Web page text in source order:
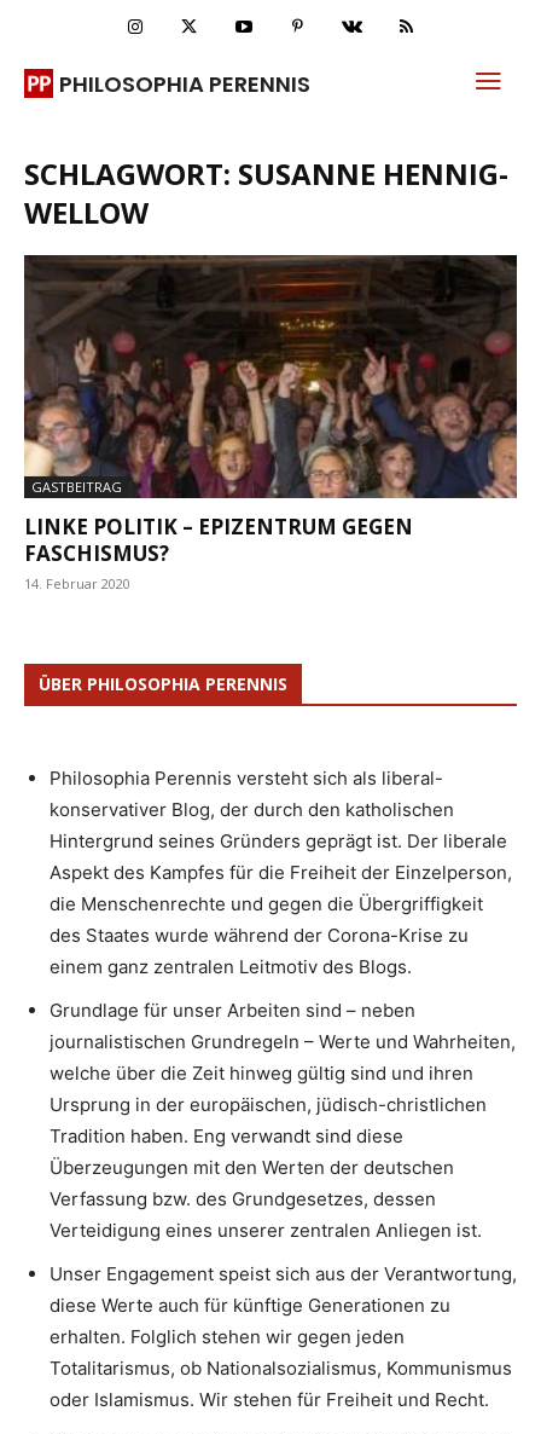
PHILOSOPHIA PERENNIS
SCHLAGWORT: SUSANNE HENNIG-
WELLOW
GASTBEITRAG
LINKE POLITIK – EPIZENTRUM GEGEN
FASCHISMUS?
14. Februar 2020
ÜBER PHILOSOPHIA PERENNIS
Philosophia Perennis versteht sich als liberal-
konservativer Blog, der durch den katholischen
Hintergrund seines Gründers geprägt ist. Der liberale
Aspekt des Kampfes für die Freiheit der Einzelperson,
die Menschenrechte und gegen die Übergriffigkeit
des Staates wurde während der Corona-Krise zu
einem ganz zentralen Leitmotiv des Blogs.
Grundlage für unser Arbeiten sind – neben
journalistischen Grundregeln – Werte und Wahrheiten,
welche über die Zeit hinweg gültig sind und ihren
Ursprung in der europäischen, jüdisch-christlichen
Tradition haben. Eng verwandt sind diese
Überzeugungen mit den Werten der deutschen
Verfassung bzw. des Grundgesetzes, dessen
Verteidigung eines unserer zentralen Anliegen ist.
Unser Engagement speist sich aus der Verantwortung,
diese Werte auch für künftige Generationen zu
erhalten. Folglich stehen wir gegen jeden
Totalitarismus, ob Nationalsozialismus, Kommunismus
oder Islamismus. Wir stehen für Freiheit und Recht.